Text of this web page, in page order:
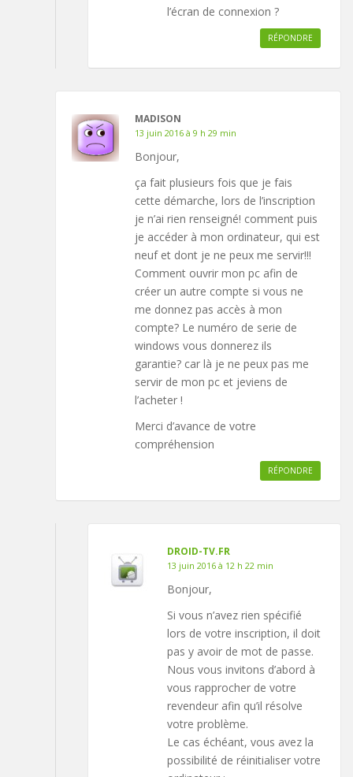
l’écran de connexion ?
RÉPONDRE
MADISON
13 juin 2016 à 9 h 29 min
Bonjour,
ça fait plusieurs fois que je fais
cette démarche, lors de l’inscription
je n’ai rien renseigné! comment puis
je accéder à mon ordinateur, qui est
neuf et dont je ne peux me servir!!!
Comment ouvrir mon pc afin de
créer un autre compte si vous ne
me donnez pas accès à mon
compte? Le numéro de serie de
windows vous donnerez ils
garantie? car là je ne peux pas me
servir de mon pc et jeviens de
l’acheter !
Merci d’avance de votre
compréhension
RÉPONDRE
DROID-TV.FR
13 juin 2016 à 12 h 22 min
Bonjour,
Si vous n’avez rien spécifié
lors de votre inscription, il doit
pas y avoir de mot de passe.
Nous vous invitons d’abord à
vous rapprocher de votre
revendeur afin qu’il résolve
votre problème.
Le cas échéant, vous avez la
possibilité de réinitialiser votre